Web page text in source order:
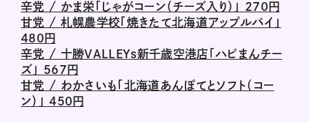
辛党 / かま栄「じゃがコーン（チーズ入り）」 270円
甘党 / 札幌農学校「焼きたて北海道アップルパイ」
480円
辛党 / 十勝VALLEYs新千歳空港店「ハピまんチー
ズ」 567円
甘党 / わかさいも「北海道あんぽてとソフト（コー
ン）」 450円